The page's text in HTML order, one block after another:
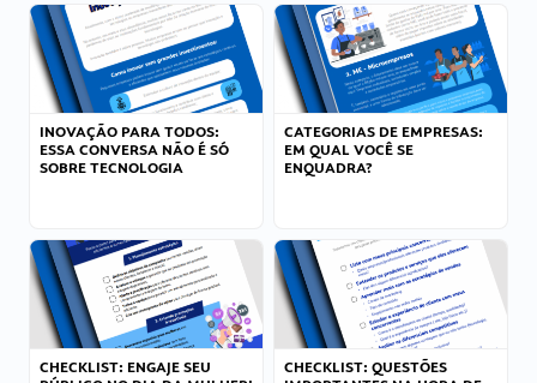
INOVAÇÃO PARA TODOS:
ESSA CONVERSA NÃO É SÓ
SOBRE TECNOLOGIA
CATEGORIAS DE EMPRESAS:
EM QUAL VOCÊ SE
ENQUADRA?
CHECKLIST: ENGAJE SEU
CHECKLIST: QUESTÕES